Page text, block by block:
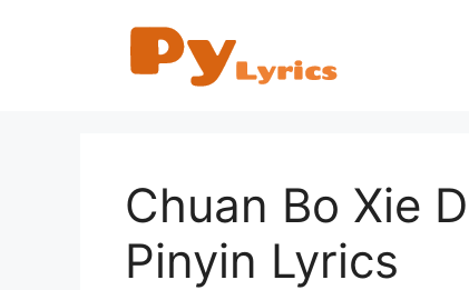
Chuan Bo Xie
Pinyin Lyrics